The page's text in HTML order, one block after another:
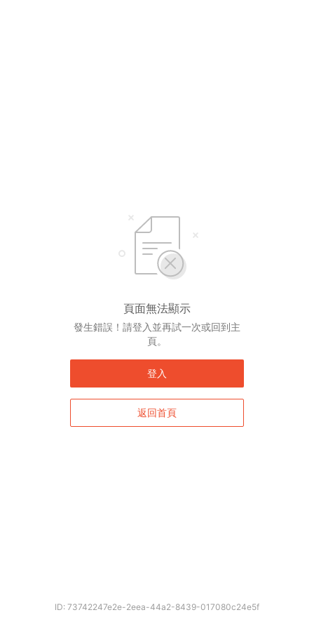
頁面無法顯示
發生錯誤！請登入並再試一次或回到主
頁。
登入
返回首頁
ID: 73742247e2e-2eea-44a2-8439-017080c24e5f